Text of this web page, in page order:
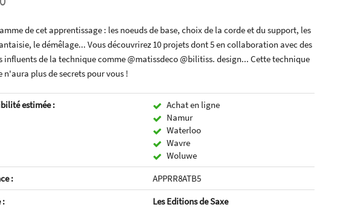
de cet apprentissage : les noeuds de base, choix de la corde et du support, les
le démêlage... Vous découvrirez 10 projets dont 5 en collaboration avec des
influents de la technique comme @matissdeco @bilitiss. design... Cette technique
n'aura plus de secrets pour vous !
estimée :
Achat en ligne
Namur
Waterloo
Wavre
Woluwe
:
APPRR8ATB5
:
Les Editions de Saxe